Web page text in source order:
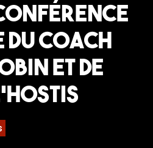
du coach
et de